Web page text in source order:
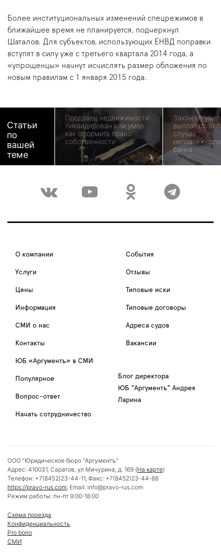
Более институциональных изменений спецрежимов в
ближайшее время не планируется, подчеркнул
Шаталов. Для субъектов, использующих ЕНВД поправки
вступят в силу уже с третьего квартала 2014 года, а
«упрощенцы» начнут исчислять размер обложения по
новым правилам с 1 января 2015 года.
Статьи
по
вашей
теме
Продавец недвижимости
ликвидирован или умер:
как оформить право
собственности
Закон об
выплат по
случае
банка
О компании
Услуги
Цены
Информация
СМИ о нас
Контакты
События
Отзывы
Типовые иски
Типовые договоры
Адреса судов
Вакансии
ЮБ «Аргументъ» в СМИ
Популярное
Вопрос-ответ
Начать сотрудничество
Блог директора
ЮБ "Аргументъ" Андрея
Ларина
ООО "Юридическое бюро "Аргументъ"
Адрес: 410031, Саратов, ул Мичурина, д. 169 (На карте)
Телефон: +7(8452)23-44-11, Факс: +7(8452)23-44-88
https://pravo-rus.com, Email: info@pravo-rus.com
Режим работы: пн-пт 9:00-18:00
Схема проезда
Конфиденциальность
Pro bono
СМИ